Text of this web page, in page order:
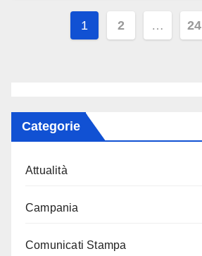
Paginazione
1 2 … 24
Categorie
Attualità
Campania
Comunicati Stampa